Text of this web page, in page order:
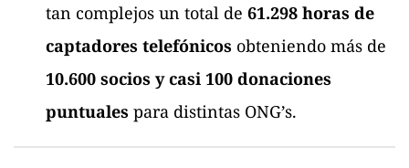
tan complejos un total de 61.298 horas de
captadores telefónicos obteniendo más de
10.600 socios y casi 100 donaciones
puntuales para distintas ONG’s.